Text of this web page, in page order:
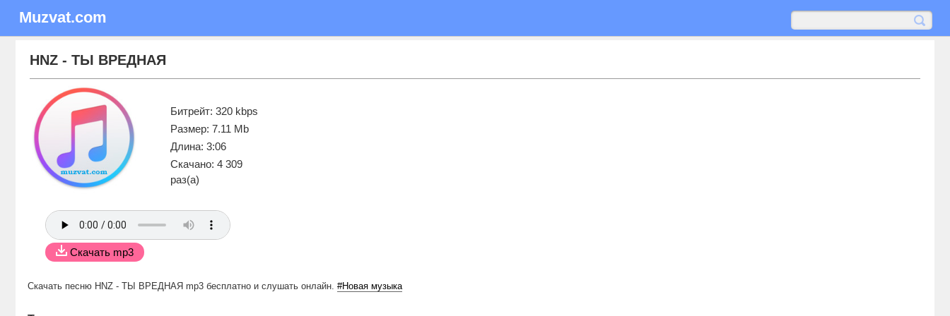
Muzvat.com
HNZ - ТЫ ВРЕДНАЯ
Битрейт: 320 kbps
Размер: 7.11 Mb
Длина: 3:06
Скачано: 4 309
раз(а)
Скачать mp3
Скачать песню HNZ - ТЫ ВРЕДНАЯ mp3 бесплатно и слушать онлайн. #Новая музыка